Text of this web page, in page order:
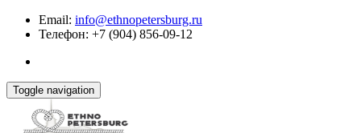
Email: info@ethnopetersburg.ru
Телефон: +7 (904) 856-09-12
Toggle navigation